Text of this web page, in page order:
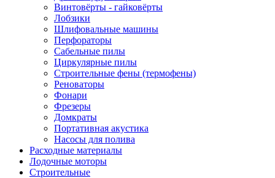
Винтовёрты - гайковёрты
Лобзики
Шлифовальные машины
Перфораторы
Сабельные пилы
Циркулярные пилы
Строительные фены (термофены)
Реноваторы
Фонари
Фрезеры
Домкраты
Портативная акустика
Насосы для полива
Расходные материалы
Лодочные моторы
Строительные